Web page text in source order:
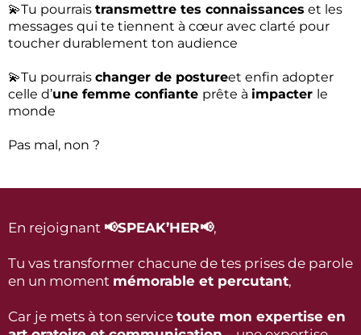
💫Tu pourrais transmettre tes connaissances et les
messages qui te tiennent à cœur avec clarté pour
toucher durablement ton audience
💫Tu pourrais changer de postureet enfin adopter
celle d’une femme confiante prête à impacter le
monde
Pas mal, non ?
En rejoignant 📢SPEAK’HER📢,
Tu vas transformer chacune de tes prises de parole
en un moment mémorable et percutant,
Car je mets à ton service toute mon expertise en